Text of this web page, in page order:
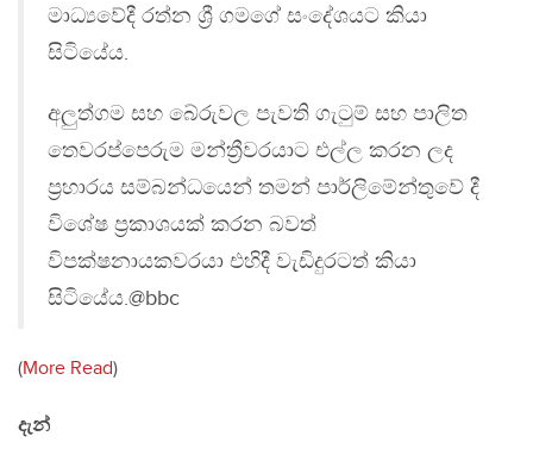
මාධ්‍යවේදී රත්න ශ්‍රී ගමගේ සංදේශයට කියා
සිටියේය.
අලුත්ගම සහ බේරුවල පැවති ගැටුම් සහ පාලිත
තෙවරප්පෙරුම මන්ත්‍රීවරයාට එල්ල කරන ලද
ප්‍රහාරය සම්බන්ධයෙන් තමන් පාර්ලිමේන්තුවේ දී
විශේෂ ප්‍රකාශයක් කරන බවත්
විපක්ෂනායකවරයා එහිදී වැඩිදුරටත් කියා
සිටියේය.@bbc
(More Read)
දැන්